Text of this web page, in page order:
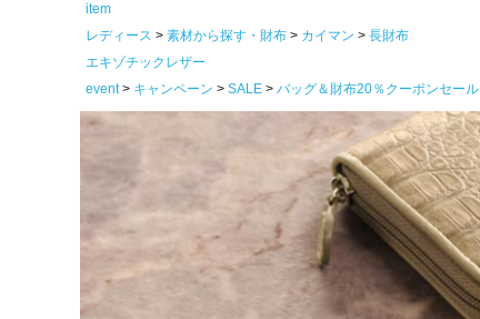
item
レディース
素材から探す・財布 カイマン
長財布
エキゾチックレザー
event
キャンペーン SALE バッグ＆財布20％クーポンセール